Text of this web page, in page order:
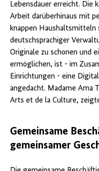
Lebensdauer erreicht. Die
Arbeit darüberhinaus mit
knappen Haushaltsmitteln
deutschsprachiger
Originale zu schonen und
ermöglichen, ist - im
Einrichtungen - eine
angedacht. Madame Ama
Arts et de la Culture,
Gemeinsame
gemeinsamer